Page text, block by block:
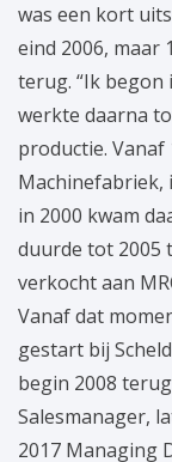
was een kort
eind 2006, maar
terug. “Ik begon
werkte daarna
productie.
Machinefabriek,
in 2000 kwam
duurde tot 2005
verkocht aan
Vanaf dat
gestart bij
begin 2008
Salesmanager,
2017 Managing